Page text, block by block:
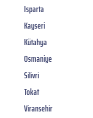
Isparta
Kayseri
Kütahya
Osmaniye
Silivri
Tokat
Viransehir